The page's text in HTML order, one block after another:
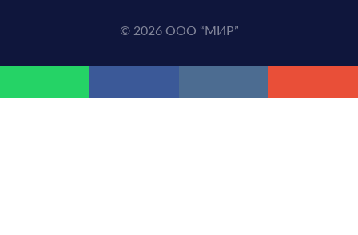
© 2026 ООО “МИР”